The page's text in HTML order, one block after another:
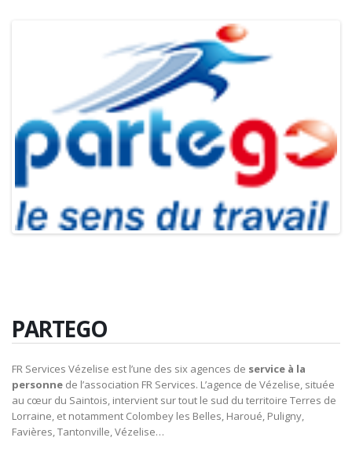
PARTEGO
FR Services Vézelise est l’une des six agences de service à la
personne de l’association FR Services. L’agence de Vézelise, située
au cœur du Saintois, intervient sur tout le sud du territoire Terres de
Lorraine, et notamment Colombey les Belles, Haroué, Puligny,
Favières, Tantonville, Vézelise…